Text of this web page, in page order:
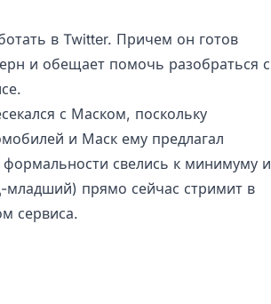
в Twitter. Причем он готов
и обещает помочь разобраться с
с Маском, поскольку
и Маск ему предлагал
свелись к минимуму и
прямо сейчас стримит в
сервиса.